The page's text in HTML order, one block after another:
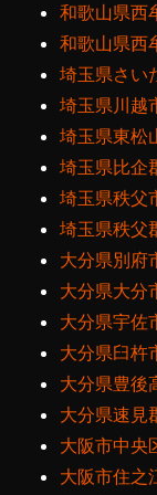
和歌山県西
和歌山県西
埼玉県さい
埼玉県川越
埼玉県東松
埼玉県比企
埼玉県秩父
埼玉県秩父
大分県別府
大分県大分
大分県宇佐
大分県臼杵
大分県豊後
大分県速見
大阪市中央
大阪市住之